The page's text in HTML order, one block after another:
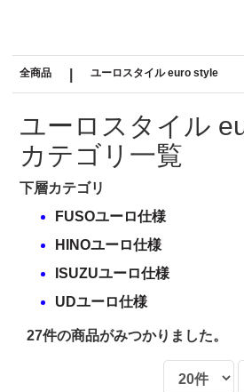
全商品 ユーロスタイル euro style
ユーロスタイル
カテゴリ一覧
下層カテゴリ
FUSOユーロ仕様
HINOユーロ仕様
ISUZUユーロ仕様
UDユーロ仕様
27件の商品がみつかりました。